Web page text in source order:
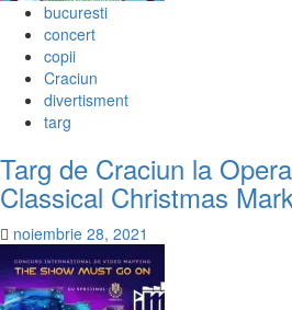
bucuresti
concert
copii
Craciun
divertisment
targ
Targ de Craciun la
Classical Christmas
noiembrie 28, 2021